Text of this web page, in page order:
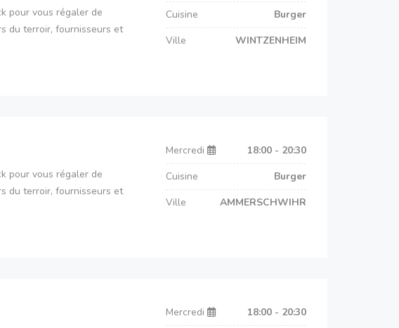
pour vous régaler de
du terroir, fournisseurs et
Cuisine
Burger
Ville
WINTZENHEIM
pour vous régaler de
du terroir, fournisseurs et
Mercredi
18:00 - 20:30
Cuisine
Burger
Ville
AMMERSCHWIHR
Mercredi
18:00 - 20:30